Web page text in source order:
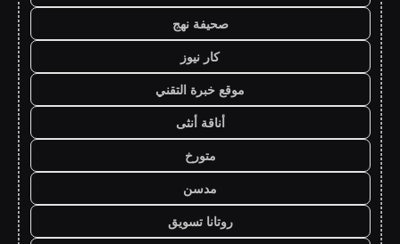
صحيفة نهج
كار نيوز
موقع خبرة التقني
أناقة أنثى
متورخ
مدسن
روتانا تسويق